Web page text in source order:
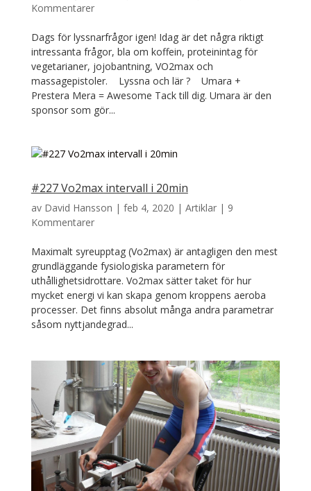
Kommentarer
Dags för lyssnarfrågor igen! Idag är det några riktigt
intressanta frågor, bla om koffein, proteinintag för
vegetarianer, jojobantning, VO2max och
massagepistoler. Lyssna och lär ? Umara +
Prestera Mera = Awesome Tack till dig. Umara är den
sponsor som gör...
#227 Vo2max intervall i 20min
av David Hansson | feb 4, 2020 | Artiklar| 9
Kommentarer
Maximalt syreupptag (Vo2max) är antagligen den mest
grundläggande fysiologiska parametern för
uthållighetsidrottare. Vo2max sätter taket för hur
mycket energi vi kan skapa genom kroppens aeroba
processer. Det finns absolut många andra parametrar
såsom nyttjandegrad...